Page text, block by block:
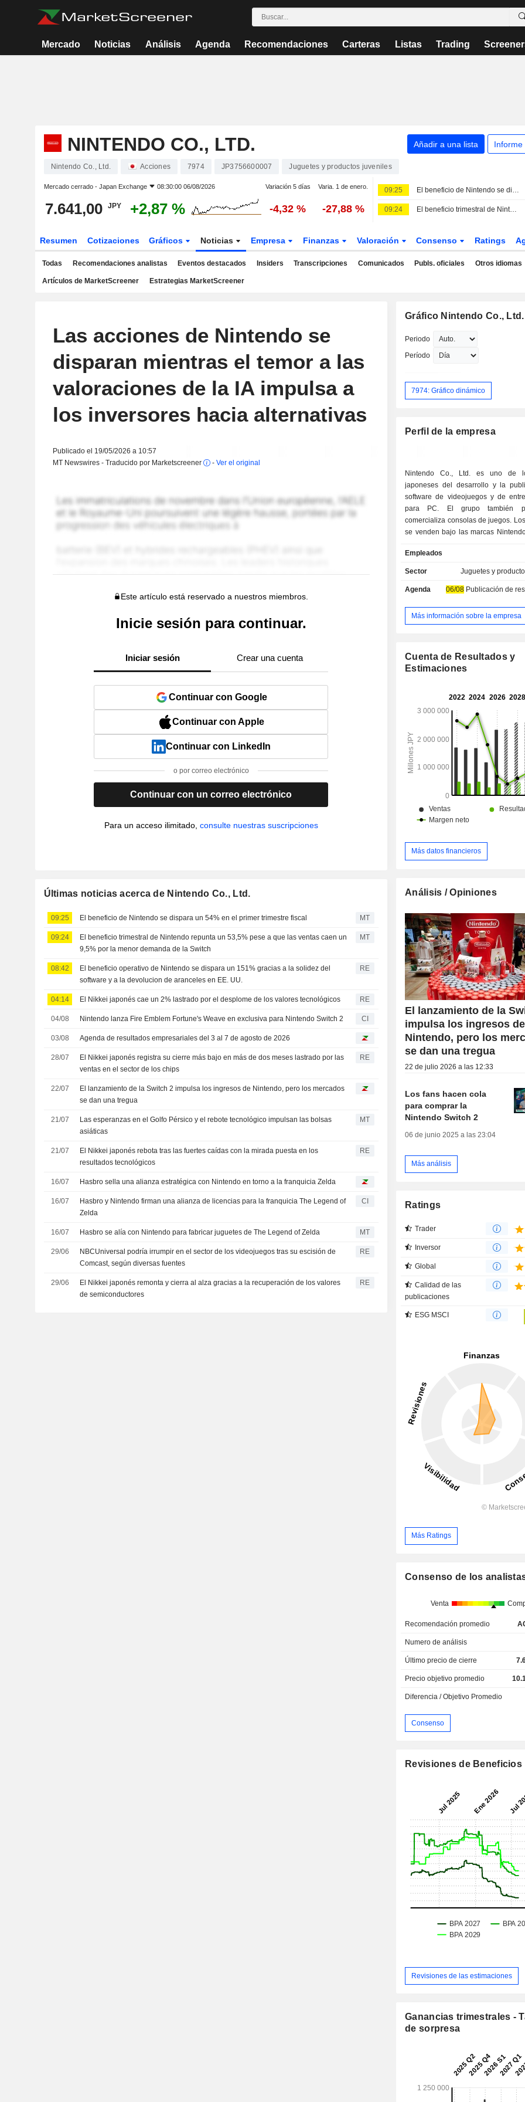
Mercado Noticias Análisis Agenda Recomendaciones Carteras Listas Trading
NINTENDO CO., LTD. Añadir a una lista Informe
Nintendo Co., Ltd. Acciones 7974 JP3756600007 Juguetes y productos juveniles
Mercado cerrado - Japan Exchange 08:30:00 06/08/2026 Variación 5 días Varia. 1 de enero.
7.641,00 JPY +2,87 % -4,32 % -27,88 %
09:25 El beneficio de Nintendo se dispara un 54% en el primer trimestre fiscal
09:24 El beneficio trimestral de Nintendo repunta un 53,5% pese a que las ventas caen un 9,5% por la menor demanda de la Switch
Resumen Cotizaciones Gráficos Noticias Empresa Finanzas Valoración Consenso Ratings
Todas Recomendaciones analistas Eventos destacados Insiders Transcripciones Comunicados Publs. oficiales Otros idiomas
Artículos de MarketScreener Estrategias MarketScreener
Las acciones de Nintendo se
disparan mientras el temor a las
valoraciones de la IA impulsa a
los inversores hacia alternativas
Publicado el 19/05/2026 a 10:57
MT Newswires - Traducido por Marketscreener
- Ver el original
Este artículo está reservado a nuestros miembros.
Inicie sesión para continuar.
Iniciar sesión Crear una cuenta
Continuar con Google
Continuar con Apple
Continuar con LinkedIn
o por correo electrónico
Continuar con un correo electrónico
Para un acceso ilimitado, consulte nuestras suscripciones
Últimas noticias acerca de Nintendo Co., Ltd.
09:25 El beneficio de Nintendo se dispara un 54% en el primer trimestre fiscal MT
09:24
El beneficio trimestral de Nintendo repunta un 53,5% pese a que las ventas caen un
9,5% por la menor demanda de la Switch
MT
08:42
El beneficio operativo de Nintendo se dispara un 151% gracias a la solidez del
software y a la devolucion de aranceles en EE. UU.
RE
04:14 El Nikkei japonés cae un 2% lastrado por el desplome de los valores tecnológicos RE
04/08 Nintendo lanza Fire Emblem Fortune's Weave en exclusiva para Nintendo Switch 2 CI
03/08 Agenda de resultados empresariales del 3 al 7 de agosto de 2026
28/07
El Nikkei japonés registra su cierre más bajo en más de dos meses lastrado por las
ventas en el sector de los chips
RE
22/07
El lanzamiento de la Switch 2 impulsa los ingresos de Nintendo, pero los mercados
se dan una tregua
21/07
Las esperanzas en el Golfo Pérsico y el rebote tecnológico impulsan las bolsas
asiáticas
MT
21/07
El Nikkei japonés rebota tras las fuertes caídas con la mirada puesta en los
resultados tecnológicos
RE
16/07 Hasbro sella una alianza estratégica con Nintendo en torno a la franquicia Zelda
16/07
Hasbro y Nintendo firman una alianza de licencias para la franquicia The Legend of
Zelda
CI
16/07 Hasbro se alía con Nintendo para fabricar juguetes de The Legend of Zelda MT
29/06
NBCUniversal podría irrumpir en el sector de los videojuegos tras su escisión de
Comcast, según diversas fuentes
RE
29/06
El Nikkei japonés remonta y cierra al alza gracias a la recuperación de los valores
de semiconductores
RE
Gráfico Nintendo Co., Ltd.
Periodo
Período
7974: Gráfico dinámico
Perfil de la empresa
Nintendo Co., Ltd. es uno de
japoneses del desarrollo y la
software de videojuegos y de
para PC. El grupo también
comercializa consolas de juegos.
se venden bajo las marcas Nintendo
la siguiente manera - venta de
software para Nintendo Switch
distintas de Nintendo Switch
geográficamente de la siguiente
(21,2%), América (43,5%), Europa
Empleados
Sector Juguetes y
Agenda 06/08Publicación de
Más información sobre la empresa
Cuenta de Resultados y
Estimaciones
Más datos financieros
Análisis / Opiniones
El lanzamiento de la
impulsa los ingresos de
Nintendo, pero los
se dan una tregua
22 de julio 2026 a las 12:33
Los fans hacen cola
para comprar la
Nintendo Switch 2
06 de junio 2025 a las 23:04
Más análisis
Ratings
Trader
Inversor
Global
Calidad de las
publicaciones
ESG MSCI
Más Ratings
Consenso de los
Venta
Recomendación promedio
Numero de análisis
Último precio de cierre
Precio objetivo promedio
Diferencia / Objetivo Promedio
Consenso
Revisiones de Beneficios
Revisiones de las estimaciones
Ganancias trimestrales -
de sorpresa